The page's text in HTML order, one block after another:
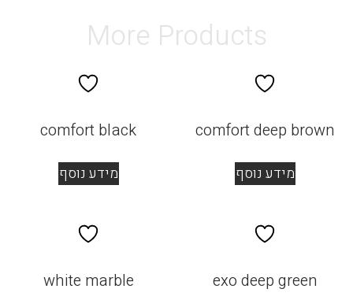
More Products
comfort deep brown
מידע נוסף
comfort black
מידע נוסף
exo deep green
white marble